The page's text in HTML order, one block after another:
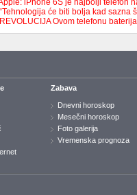
iPhone 6S je najbolji telefon
će biti bolja kad sazna
Ovom telefonu
Zabava
Dnevni horoskop
Mesečni horoskop
Foto galerija
Vremenska prognoza